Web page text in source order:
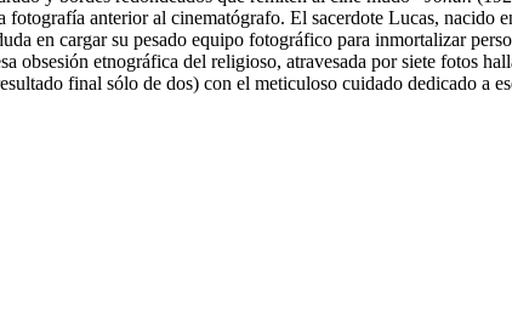
fotografía anterior al cinematógrafo. El sacerdote Lucas, nacido
en cargar su pesado equipo fotográfico para inmortalizar
obsesión etnográfica del religioso, atravesada por siete fotos
final sólo de dos) con el meticuloso cuidado dedicado a